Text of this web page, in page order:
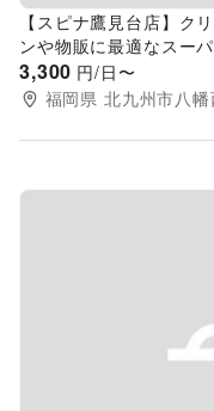
【スピナ鷹見台店】ク
ンや物販に最適なスー
3,300 円/日〜
福岡県 北九州市八幡
Previous slide